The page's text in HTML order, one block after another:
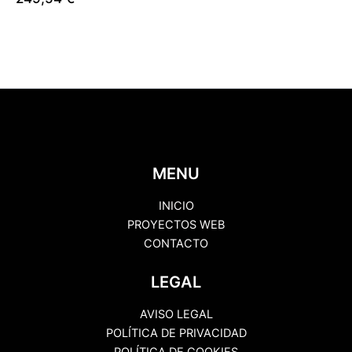
MENU
INICIO
PROYECTOS WEB
CONTACTO
LEGAL
AVISO LEGAL
POLÍTICA DE PRIVACIDAD